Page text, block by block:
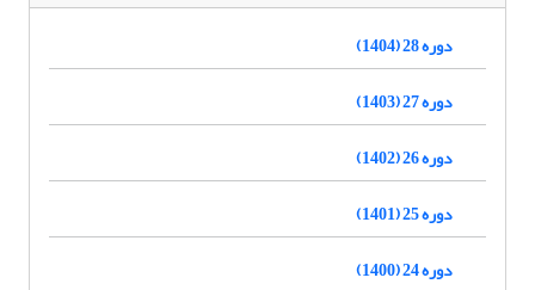
دوره 28 (1404)
دوره 27 (1403)
دوره 26 (1402)
دوره 25 (1401)
دوره 24 (1400)